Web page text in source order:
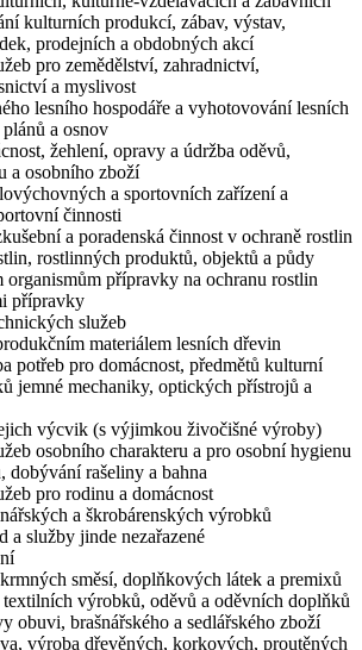
kulturních produkcí, zábav, výstav,
prodejních a obdobných akcí
pro zemědělství, zahradnictví,
a myslivost
lesního hospodáře a vyhotovování lesních
a osnov
žehlení, opravy a údržba oděvů,
a osobního zboží
a sportovních zařízení a
činnosti
a poradenská činnost v ochraně rostlin
rostlinných produktů, objektů a půdy
přípravky na ochranu rostlin
přípravky
služeb
materiálem lesních dřevin
potřeb pro domácnost, předmětů kulturní
jemné mechaniky, optických přístrojů a
výcvik (s výjimkou živočišné výroby)
osobního charakteru a pro osobní hygienu
dobývání rašeliny a bahna
pro rodinu a domácnost
a škrobárenských výrobků
a služby jinde nezařazené
směsí, doplňkových látek a premixů
výrobků, oděvů a oděvních doplňků
obuvi, brašnářského a sedlářského zboží
výroba dřevěných, korkových, proutěných